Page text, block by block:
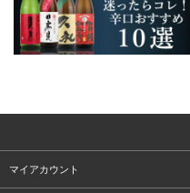
マイアカウント